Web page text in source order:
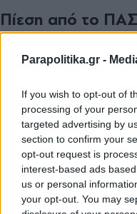
Parapolitika.gr -
If you wish to opt-out of
processing of your
targeted advertising by
section to confirm your
opt-out request is
interest-based ads
us or personal
your opt-out. You may
Πίεση από το
Από την πλευρά
παράνομης
κόμμα να ασκεί
κυβέρνηση.
τα δεδομένα αυτά,
να τον διατηρεί